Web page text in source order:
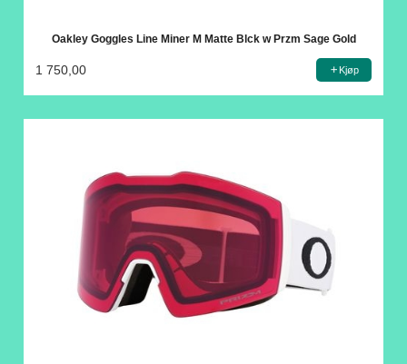
Oakley Goggles Line Miner M Matte Blck w Przm Sage Gold
1 750,00 Kjøp